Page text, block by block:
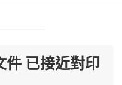
件 已接近對印